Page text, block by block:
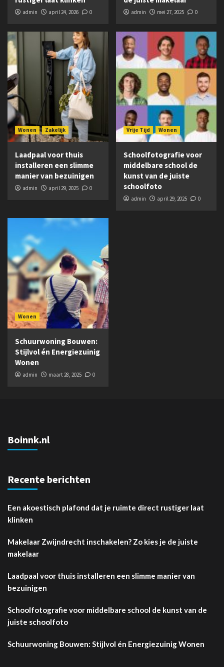
admin april 24, 2026 0 admin mei 27, 2025 0
Wonen Zakelijk
Laadpaal voor thuis
installeren een slimme
manier van bezuinigen
admin april 29, 2025 0
Vrije Tijd Wonen
Schoolfotografie voor
middelbare school de
kunst van de juiste
schoolfoto
admin april 29, 2025 0
Wonen
Schuurwoning Bouwen:
Stijlvol én Energiezuinig
Wonen
admin maart 28, 2025 0
Boinnk.nl
Recente berichten
Een akoestisch plafond dat je ruimte direct rustiger laat
klinken
Makelaar Zwijndrecht inschakelen? Zo kies je de juiste
makelaar
Laadpaal voor thuis installeren een slimme manier van
bezuinigen
Schoolfotografie voor middelbare school de kunst van de
juiste schoolfoto
Schuurwoning Bouwen: Stijlvol én Energiezuinig Wonen